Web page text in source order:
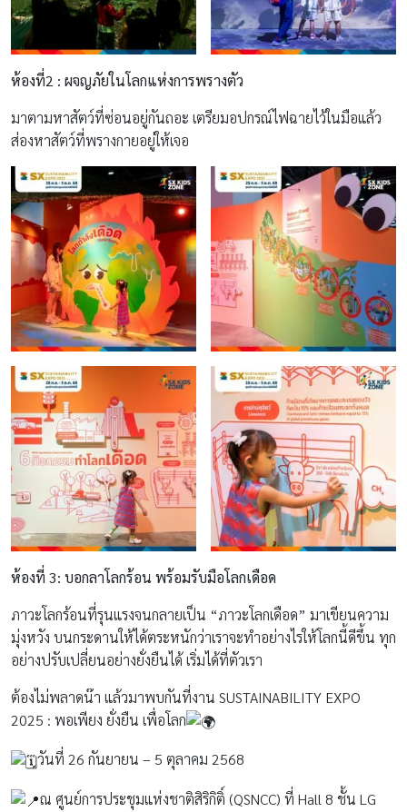
ห้องที่2 : ผจญภัยในโลกแห่งการพรางตัว
มาตามหาสัตว์ที่ซ่อนอยู่กันถอะ เตรียมอปกรณ์ไฟฉายไว้ในมือแล้ว
ส่องหาสัตว์ที่พรางกายอยู่ให้เจอ
ห้องที่ 3: บอกลาโลกร้อน พร้อมรับมือโลกเดือด
ภาวะโลกร้อนที่รุนแรงจนกลายเป็น “ภาวะโลกเดือด” มาเขียนความ
มุ่งหวัง บนกระดานให้ได้ตระหนักว่าเราจะทำอย่างไรให้โลกนี้ดีขึ้น ทุก
อย่างปรับเปลี่ยนอย่างยั่งยืนได้ เริ่มได้ที่ตัวเรา
ต้องไม่พลาดน๊า แล้วมาพบกันที่งาน SUSTAINABILITY EXPO
2025 : พอเพียง ยั่งยืน เพื่อโลก
วันที่ 26 กันยายน – 5 ตุลาคม 2568
ณ ศูนย์การประชุมแห่งชาติสิริกิติ์ (QSNCC) ที่ Hall 8 ชั้น LG